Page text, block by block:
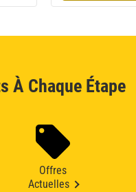
À Chaque Étape
Offres
Actuelles